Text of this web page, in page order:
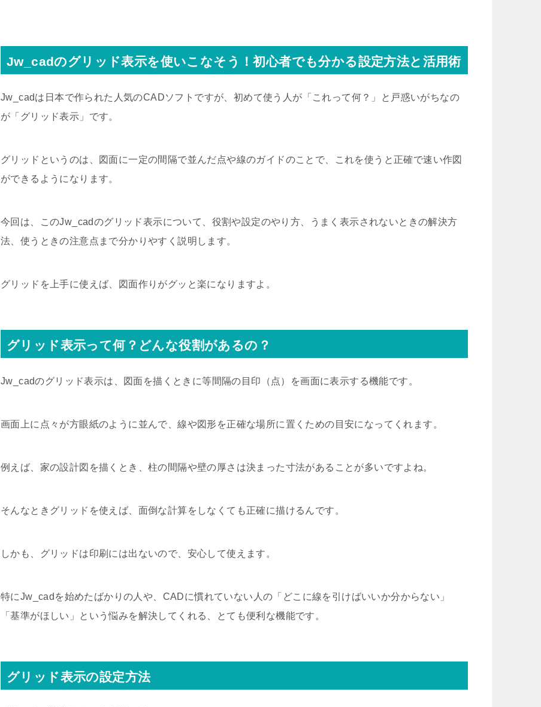
Jw_cadのグリッド表示を使いこなそう！初心者でも分かる設定方法と活用術
Jw_cadは日本で作られた人気のCADソフトですが、初めて使う人が「これって何？」と戸惑いがちなの
が「グリッド表示」です。
グリッドというのは、図面に一定の間隔で並んだ点や線のガイドのことで、これを使うと正確で速い作図
ができるようになります。
今回は、このJw_cadのグリッド表示について、役割や設定のやり方、うまく表示されないときの解決方
法、使うときの注意点まで分かりやすく説明します。
グリッドを上手に使えば、図面作りがグッと楽になりますよ。
グリッド表示って何？どんな役割があるの？
Jw_cadのグリッド表示は、図面を描くときに等間隔の目印（点）を画面に表示する機能です。
画面上に点々が方眼紙のように並んで、線や図形を正確な場所に置くための目安になってくれます。
例えば、家の設計図を描くとき、柱の間隔や壁の厚さは決まった寸法があることが多いですよね。
そんなときグリッドを使えば、面倒な計算をしなくても正確に描けるんです。
しかも、グリッドは印刷には出ないので、安心して使えます。
特にJw_cadを始めたばかりの人や、CADに慣れていない人の「どこに線を引けばいいか分からない」
「基準がほしい」という悩みを解決してくれる、とても便利な機能です。
グリッド表示の設定方法